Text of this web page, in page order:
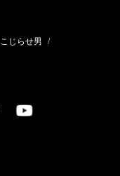
こじらせ男 /